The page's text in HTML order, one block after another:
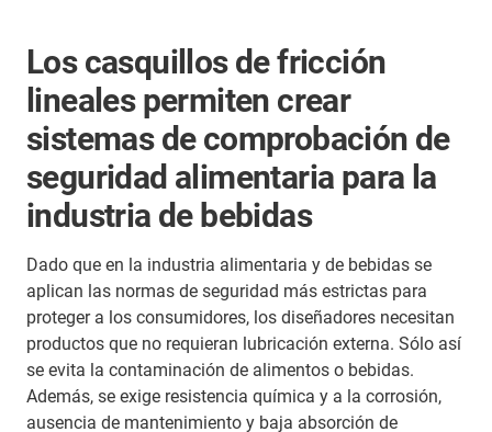
Los casquillos de fricción
lineales permiten crear
sistemas de comprobación de
seguridad alimentaria para la
industria de bebidas
Dado que en la industria alimentaria y de bebidas se
aplican las normas de seguridad más estrictas para
proteger a los consumidores, los diseñadores necesitan
productos que no requieran lubricación externa. Sólo así
se evita la contaminación de alimentos o bebidas.
Además, se exige resistencia química y a la corrosión,
ausencia de mantenimiento y baja absorción de